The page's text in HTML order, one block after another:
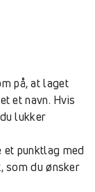
på, at laget
et navn. Hvis
lukker
punktlag med
som du ønsker